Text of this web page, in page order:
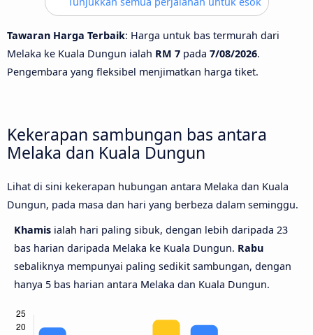
Tawaran Harga Terbaik: Harga untuk bas termurah dari
Melaka ke Kuala Dungun ialah RM 7 pada 7/08/2026.
Pengembara yang fleksibel menjimatkan harga tiket.
Kekerapan sambungan bas antara
Melaka dan Kuala Dungun
Lihat di sini kekerapan hubungan antara Melaka dan Kuala
Dungun, pada masa dan hari yang berbeza dalam seminggu.
Khamis ialah hari paling sibuk, dengan lebih daripada 23
bas harian daripada Melaka ke Kuala Dungun. Rabu
sebaliknya mempunyai paling sedikit sambungan, dengan
hanya 5 bas harian antara Melaka dan Kuala Dungun.